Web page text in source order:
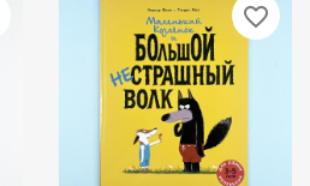
favorite_border